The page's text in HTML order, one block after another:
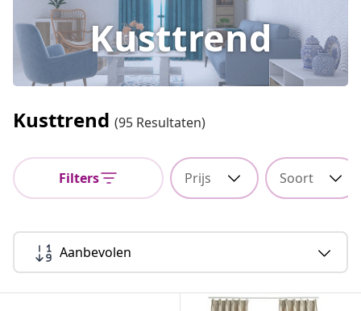
Kusttrend
Kusttrend (95 Resultaten)
Filters Prijs Soort
Aanbevolen